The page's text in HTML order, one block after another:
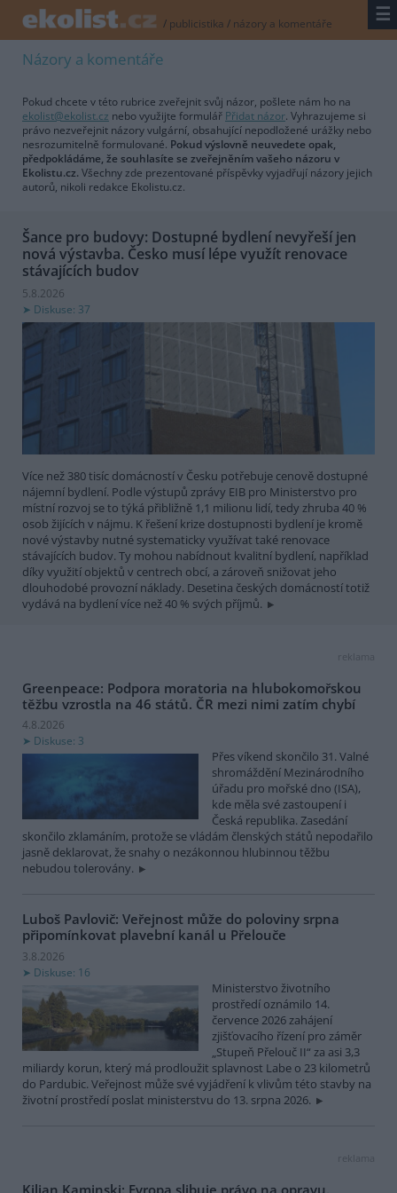
/ publicistika / názory a komentáře ☰
Názory a komentáře
Pokud chcete v této rubrice zveřejnit svůj názor, pošlete nám ho na
ekolist@ekolist.cz nebo využijte formulář Přidat názor. Vyhrazujeme si
právo nezveřejnit názory vulgární, obsahující nepodložené urážky nebo
nesrozumitelně formulované. Pokud výslovně neuvedete opak,
předpokládáme, že souhlasíte se zveřejněním vašeho názoru v
Ekolistu.cz. Všechny zde prezentované příspěvky vyjadřují názory jejich
autorů, nikoli redakce Ekolistu.cz.
Šance pro budovy: Dostupné bydlení nevyřeší jen
nová výstavba. Česko musí lépe využít renovace
stávajících budov
5.8.2026
Diskuse: 37
Více než 380 tisíc domácností v Česku potřebuje cenově dostupné
nájemní bydlení. Podle výstupů zprávy EIB pro Ministerstvo pro
místní rozvoj se to týká přibližně 1,1 milionu lidí, tedy zhruba 40 %
osob žijících v nájmu. K řešení krize dostupnosti bydlení je kromě
nové výstavby nutné systematicky využívat také renovace
stávajících budov. Ty mohou nabídnout kvalitní bydlení, například
díky využití objektů v centrech obcí, a zároveň snižovat jeho
dlouhodobé provozní náklady. Desetina českých domácností totiž
vydává na bydlení více než 40 % svých příjmů.
reklama
Greenpeace: Podpora moratoria na hlubokomořskou
těžbu vzrostla na 46 států. ČR mezi nimi zatím chybí
4.8.2026
Diskuse: 3
Přes víkend skončilo 31. Valné
shromáždění Mezinárodního
úřadu pro mořské dno (ISA),
kde měla své zastoupení i
Česká republika. Zasedání
skončilo zklamáním, protože se vládám členských států nepodařilo
jasně deklarovat, že snahy o nezákonnou hlubinnou těžbu
nebudou tolerovány.
Luboš Pavlovič: Veřejnost může do poloviny srpna
připomínkovat plavební kanál u Přelouče
3.8.2026
Diskuse: 16
Ministerstvo životního
prostředí oznámilo 14.
července 2026 zahájení
zjišťovacího řízení pro záměr
„Stupeň Přelouč II“ za asi 3,3
miliardy korun, který má prodloužit splavnost Labe o 23 kilometrů
do Pardubic. Veřejnost může své vyjádření k vlivům této stavby na
životní prostředí poslat ministerstvu do 13. srpna 2026.
reklama
Kilian Kaminski: Evropa slibuje právo na opravu.